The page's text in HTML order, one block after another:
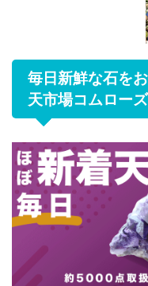
毎日新鮮な石を
天市場コムロー